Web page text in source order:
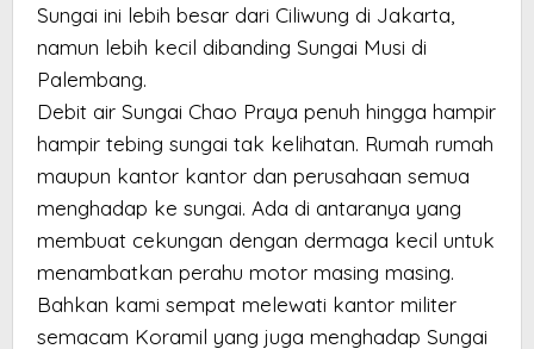
Sungai ini lebih besar dari Ciliwung di Jakarta,
namun lebih kecil dibanding Sungai Musi di
Palembang.
Debit air Sungai Chao Praya penuh hingga hampir
hampir tebing sungai tak kelihatan. Rumah rumah
maupun kantor kantor dan perusahaan semua
menghadap ke sungai. Ada di antaranya yang
membuat cekungan dengan dermaga kecil untuk
menambatkan perahu motor masing masing.
Bahkan kami sempat melewati kantor militer
semacam Koramil yang juga menghadap Sungai